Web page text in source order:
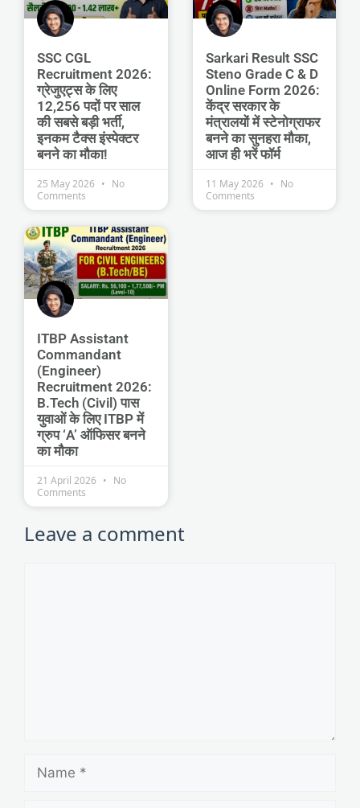
SSC CGL
Recruitment 2026:
ग्रेजुएट्स के लिए
12,256 पदों पर साल
की सबसे बड़ी भर्ती,
इनकम टैक्स इंस्पेक्टर
बनने का मौका!
25 May 2026
No
Comments
Sarkari Result SSC
Steno Grade C & D
Online Form 2026:
केंद्र सरकार के
मंत्रालयों में स्टेनोग्राफर
बनने का सुनहरा मौका,
आज ही भरें फॉर्म
11 May 2026
No
Comments
ITBP Assistant
Commandant
(Engineer)
Recruitment 2026:
B.Tech (Civil) पास
युवाओं के लिए ITBP में
ग्रुप ‘A’ ऑफिसर बनने
का मौका
21 April 2026
No
Comments
Leave a comment